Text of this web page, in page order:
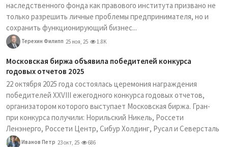
наследственного фонда как правового института призвано не
только разрешить личные проблемы предпринимателя, но и
сохранить функционирующий бизнес...
Терехин Филипп 25 ноя, 25 1.8K
Московская биржа объявила победителей конкурса
годовых отчетов 2025
22 октября 2025 года состоялась церемония награждения
победителей XXVIII ежегодного конкурса годовых отчетов,
организатором которого выступает Московская биржа. Гран-
при конкурса получили: Норильский Никель, Россети
Ленэнерго, Россети Центр, Сибур Холдинг, Русал и Северсталь
Иванов Петр 23 окт, 25 686